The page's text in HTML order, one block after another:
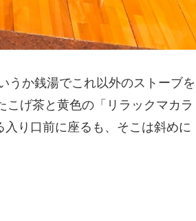
うか銭湯でこれ以外のストーブを
げ茶と黄色の「リラックマカラ
り口前に座るも、そこは斜めに